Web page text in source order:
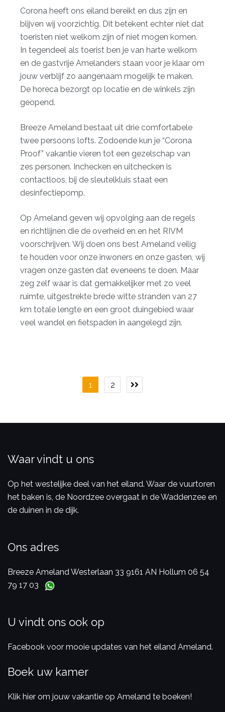
Corona heeft ons eiland bereikt en dus zijn en
blijven wij voorzichtig. Dit betekent echter niet dat
toeristen niet welkom zijn of niet mogen komen.
In tegendeel als toerist ben je van harte welkom
en de gastvrije Amelanders staan voor je klaar om
jouw verblijf zo aangenaam mogelijk te maken.
De horeca bezorgt op locatie en de winkels zijn
geopend.
Breeze Ameland bestaat uit drie comfortabele
twee persoons lofts. Zodoende kun je “Corona
Proof” vakantie vieren tot een gezelschap van
zes personen. Inchecken en uitchecken is
contactloos, bij de sleutelkluis staat een
desinfectiepomp.
Op Ameland geven wij opvolging aan de regels
en richtlijnen die de overheid en en het RIVM
voorschrijven. Wij doen ons best Ameland veilig
te houden voor onze inwoners en onze gasten, wij
vragen onze gasten dat eveneens te doen. Maar
zeg zelf waar is dat gemakkelijker met zo veel
ruimte, uitgestrekte brede witte stranden van 27
km totale lengte en een groot duingebied waar
veel wandel en fietspaden in aangelegd zijn.
Berichtnavigatie
1 2
Waar vindt u ons
Op het westelijke deel van het eiland. Waar de vuurtoren
het baken is, de Noordzee overgaat in de Waddenzee en
de duinen in de dijk.
Ons adres
Breeze Ameland Westerlaan 33 9161 AN Hollum 06 54
79 17 03
U vindt ons ook op
Facebook voor mooie updates van het eiland Ameland.
Boek uw kamer
Klik hier om jouw vakantie op Ameland te boeken!